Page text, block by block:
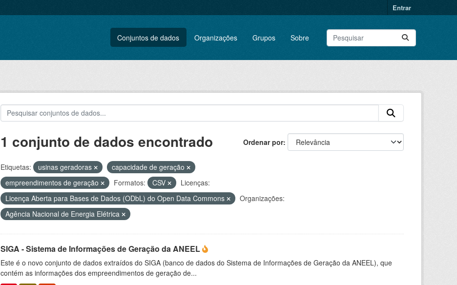
Entrar
Conjuntos de dados Organizações Grupos Sobre
Ordenar por
1 conjunto de dados encontrado
Etiquetas: usinas geradoras
capacidade de geração
empreendimentos de geração
Formatos: CSV
Licenças:
Licença Aberta para Bases de Dados (ODbL) do Open Data Commons
Organizações:
Agência Nacional de Energia Elétrica
SIGA - Sistema de Informações de Geração da ANEEL
Este é o novo conjunto de dados extraídos do SIGA (banco de dados do Sistema de Informações de Geração da ANEEL), que
contém as informações dos empreendimentos de geração de...